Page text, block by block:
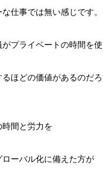
仕事では無い感じです。
プライベートの時間を
ほどの価値があるのだ
間と労力を
ーバル化に備えた方が